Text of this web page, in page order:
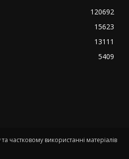
120692
15623
13111
5409
частковому використанні матеріалів